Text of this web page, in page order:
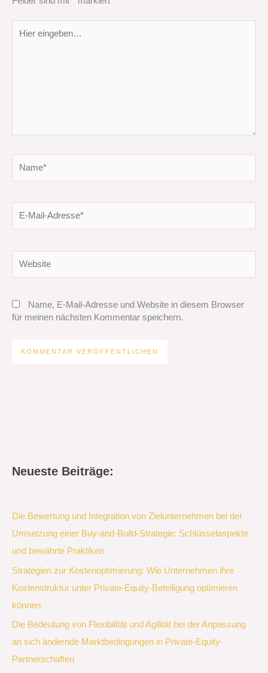
eingeben…
Mail-
Name, E-Mail-Adresse und Website in diesem Browser
für meinen nächsten Kommentar speichern.
Neueste Beiträge:
Die Bewertung und Integration von Zielunternehmen bei der
Umsetzung einer Buy-and-Build-Strategie: Schlüsselaspekte
und bewährte Praktiken
Strategien zur Kostenoptimierung: Wie Unternehmen ihre
Kostenstruktur unter Private-Equity-Beteiligung optimieren
können
Die Bedeutung von Flexibilität und Agilität bei der Anpassung
an sich ändernde Marktbedingungen in Private-Equity-
Partnerschaften